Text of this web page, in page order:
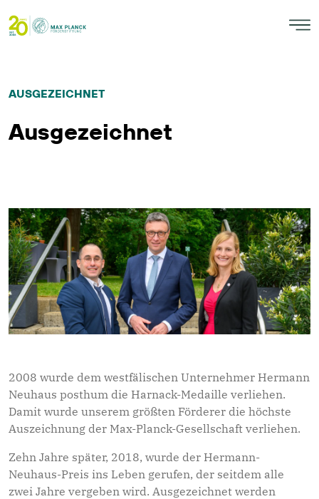
AUSGEZEICHNET
Ausgezeichnet
2008 wurde dem westfälischen Unternehmer Hermann
Neuhaus posthum die Harnack-Medaille verliehen.
Damit wurde unserem größten Förderer die höchste
Auszeichnung der Max-Planck-Gesellschaft verliehen.
Zehn Jahre später, 2018, wurde der Hermann-
Neuhaus-Preis ins Leben gerufen, der seitdem alle
zwei Jahre vergeben wird. Ausgezeichnet werden